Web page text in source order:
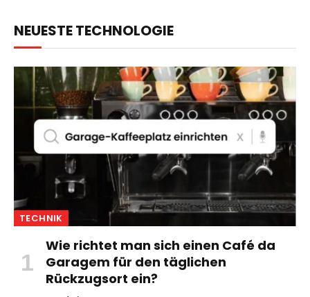
NEUESTE TECHNOLOGIE
TECHNIK
Wie richtet man sich einen Café da
Garagem für den täglichen
Rückzugsort ein?